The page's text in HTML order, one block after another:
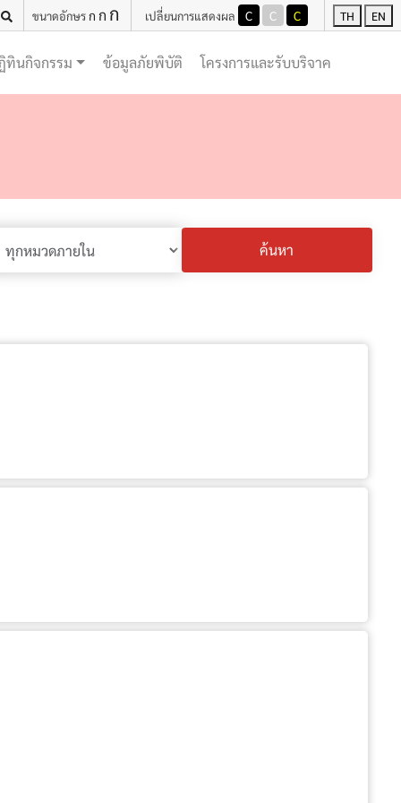
ขนาดอักษรก ก ก เปลี่ยนการแสดงผล C C C TH EN
ทินกิจกรรม ข้อมูลภัยพิบัติ (current)
โครงการและรับบริจาค
ค้นหา